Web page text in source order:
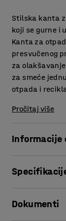
Stilska kanta
koji se gurne i
Kanta za
presvučenog
za
za smeće
otpada i
Pročitaj više
Informacije
zatvara sam
obradu.
Širina: 395 mm
Dokumenti